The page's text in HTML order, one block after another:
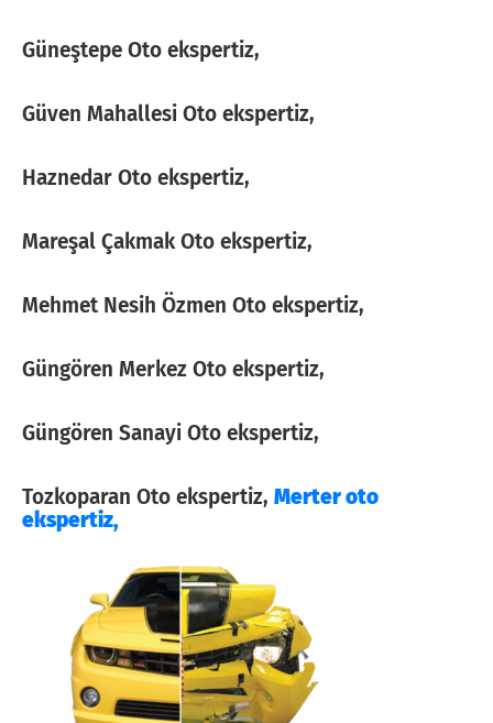
Güneştepe Oto ekspertiz,
Güven Mahallesi Oto ekspertiz,
Haznedar Oto ekspertiz,
Mareşal Çakmak Oto ekspertiz,
Mehmet Nesih Özmen Oto ekspertiz,
Güngören Merkez Oto ekspertiz,
Güngören Sanayi Oto ekspertiz,
Tozkoparan Oto ekspertiz, Merter oto
ekspertiz,